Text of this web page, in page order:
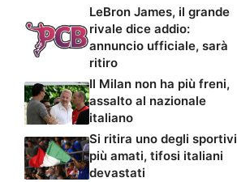
LeBron James, il grande
rivale dice addio:
annuncio ufficiale, sarà
ritiro
Il Milan non ha più freni,
assalto al nazionale
italiano
Si ritira uno degli sportivi
più amati, tifosi italiani
devastati